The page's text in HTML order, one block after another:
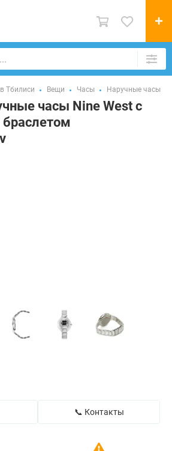
Тбилиси Вещи Часы Наручные часы
часы Nine West с
📞 Контакты